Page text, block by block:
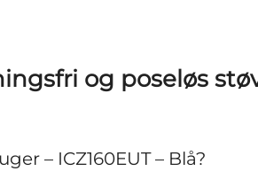
og poseløs
– ICZ160EUT – Blå?